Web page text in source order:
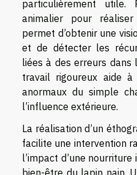
particulièrement utile.
animalier pour
permet d’obtenir une
et de détecter les
liées à des erreurs dans
travail rigoureux aide
anormaux du simple
l’influence extérieure.
La réalisation d’un
facilite une intervention
l’impact d’une
bien-être du lapin nain.